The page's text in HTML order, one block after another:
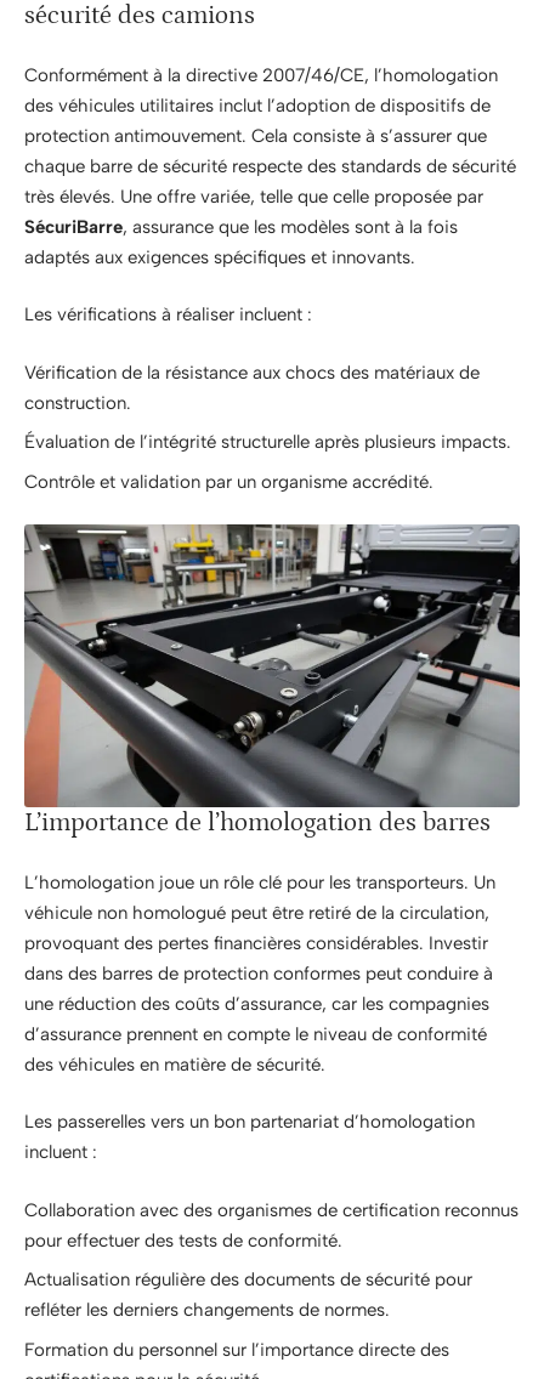
sécurité des camions
Conformément à la directive 2007/46/CE, l’homologation
des véhicules utilitaires inclut l’adoption de dispositifs de
protection antimouvement. Cela consiste à s’assurer que
chaque barre de sécurité respecte des standards de sécurité
très élevés. Une offre variée, telle que celle proposée par
SécuriBarre, assurance que les modèles sont à la fois
adaptés aux exigences spécifiques et innovants.
Les vérifications à réaliser incluent :
Vérification de la résistance aux chocs des matériaux de
construction.
Évaluation de l’intégrité structurelle après plusieurs impacts.
Contrôle et validation par un organisme accrédité.
L’importance de l’homologation des barres
L’homologation joue un rôle clé pour les transporteurs. Un
véhicule non homologué peut être retiré de la circulation,
provoquant des pertes financières considérables. Investir
dans des barres de protection conformes peut conduire à
une réduction des coûts d’assurance, car les compagnies
d’assurance prennent en compte le niveau de conformité
des véhicules en matière de sécurité.
Les passerelles vers un bon partenariat d’homologation
incluent :
Collaboration avec des organismes de certification reconnus
pour effectuer des tests de conformité.
Actualisation régulière des documents de sécurité pour
refléter les derniers changements de normes.
Formation du personnel sur l’importance directe des